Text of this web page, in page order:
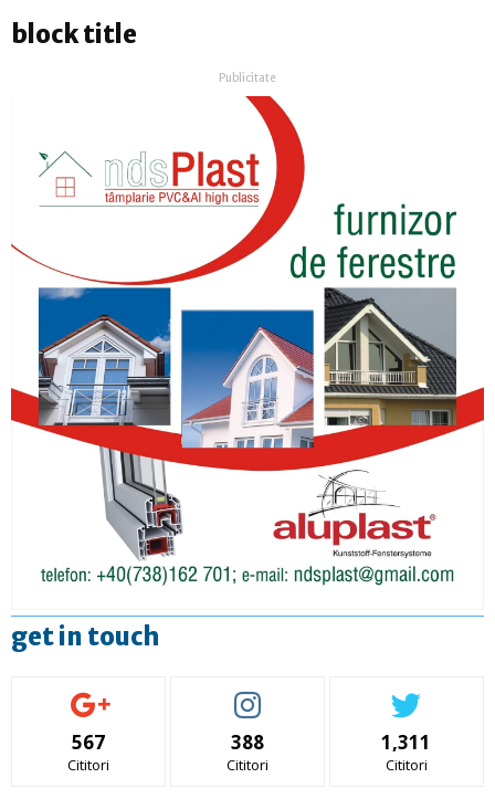
block title
Publicitate
get in touch
567
Cititori
388
Cititori
1,311
Cititori